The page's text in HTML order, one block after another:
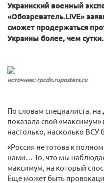
Украинский военный
«Обозреватель.LIVE»
сможет продержаться
Украины более, чем сутки.
источник: rpcdn.ruposters.ru
По словам специалиста,
показала свой «максимум»
настолько, насколько ВСУ
«Россия не готова к
нами… То, что мы
максимум, на который
Еще может быть